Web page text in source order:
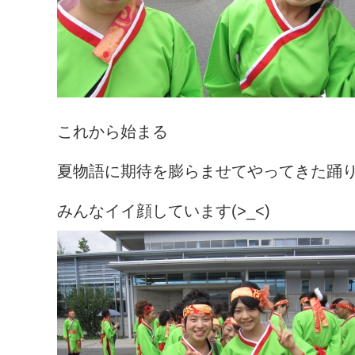
これから始まる
夏物語に期待を膨らませてやってきた踊
みんなイイ顔しています(>_<)